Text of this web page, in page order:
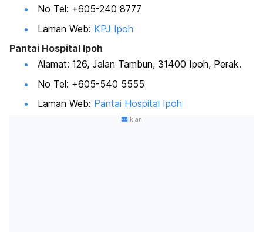
No Tel: +605-240 8777
Laman Web: KPJ Ipoh
Pantai Hospital Ipoh
Alamat: 126, Jalan Tambun, 31400 Ipoh, Perak.
No Tel: +605-540 5555
Laman Web: Pantai Hospital Ipoh
Iklan